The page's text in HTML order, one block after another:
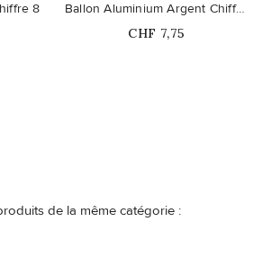
8
Ballon Aluminium Argent Chiffre 6
Prix
CHF 7,75
de la même catégorie :